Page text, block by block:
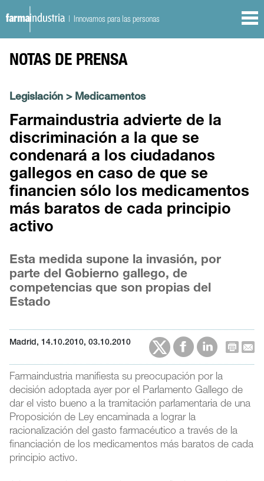
| Innovamos para las personas
NOTAS DE PRENSA
Legislación > Medicamentos
Farmaindustria advierte de la
discriminación a la que se
condenará a los ciudadanos
gallegos en caso de que se
financien sólo los medicamentos
más baratos de cada principio
activo
Esta medida supone la invasión, por
parte del Gobierno gallego, de
competencias que son propias del
Estado
Madrid, 14.10.2010, 03.10.2010
Farmaindustria manifiesta su preocupación por la
decisión adoptada ayer por el Parlamento Gallego de
dar el visto bueno a la tramitación parlamentaria de una
Proposición de Ley encaminada a lograr la
racionalización del gasto farmacéutico a través de la
financiación de los medicamentos más baratos de cada
principio activo.